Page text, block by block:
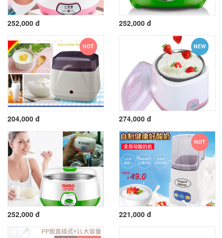
252,000 đ 252,000 đ
HOT
204,000 đ
NEW
274,000 đ
252,000 đ
HOT
221,000 đ